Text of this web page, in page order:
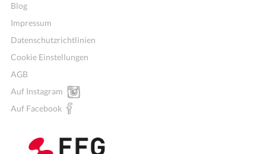
Blog
Impressum
Datenschutzrichtlinien
Cookie Einstellungen
AGB
Auf Instagram
Auf Facebook